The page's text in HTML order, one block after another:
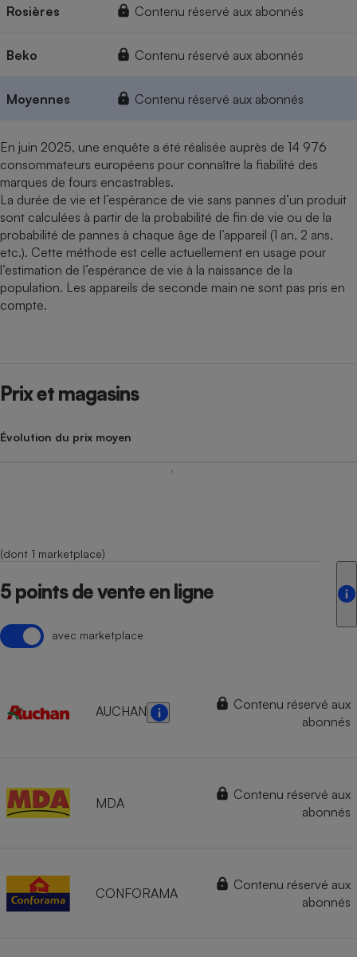
Rosières Contenu réservé aux abonnés
Beko Contenu réservé aux abonnés
Moyennes Contenu réservé aux abonnés
En juin 2025, une enquête a été réalisée auprès de 14 976
consommateurs européens pour connaître la fiabilité des
marques de fours encastrables.
La durée de vie et l’espérance de vie sans pannes d’un produit
sont calculées à partir de la probabilité de fin de vie ou de la
probabilité de pannes à chaque âge de l’appareil (1 an, 2 ans,
etc.). Cette méthode est celle actuellement en usage pour
l’estimation de l’espérance de vie à la naissance de la
population. Les appareils de seconde main ne sont pas pris en
compte.
Prix et magasins
Évolution du prix moyen
(dont 1 marketplace)
5 points de vente en ligne
avec marketplace
AUCHAN
Contenu réservé aux
abonnés
MDA
Contenu réservé aux
abonnés
CONFORAMA
Contenu réservé aux
abonnés